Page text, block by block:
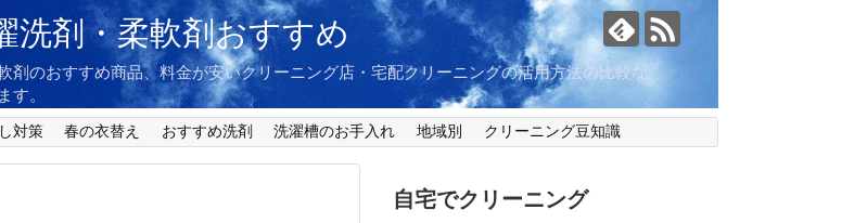
洗剤・柔軟剤おすすめ
のおすすめ商品、料金が安いクリーニング店・宅配クリーニングの活用方法の比較な
す。
対策 春の衣替え おすすめ洗剤 洗濯槽のお手入れ 地域別 クリーニング豆知識
自宅でクリーニング